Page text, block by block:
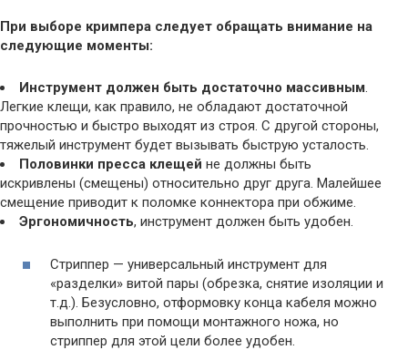
При выборе кримпера следует обращать внимание на
следующие моменты:
Инструмент должен быть достаточно массивным.
Легкие клещи, как правило, не обладают достаточной
прочностью и быстро выходят из строя. С другой стороны,
тяжелый инструмент будет вызывать быструю усталость.
Половинки пресса клещей не должны быть
искривлены (смещены) относительно друг друга. Малейшее
смещение приводит к поломке коннектора при обжиме.
Эргономичность, инструмент должен быть удобен.
Стриппер — универсальный инструмент для
«разделки» витой пары (обрезка, снятие изоляции и
т.д.). Безусловно, отформовку конца кабеля можно
выполнить при помощи монтажного ножа, но
стриппер для этой цели более удобен.